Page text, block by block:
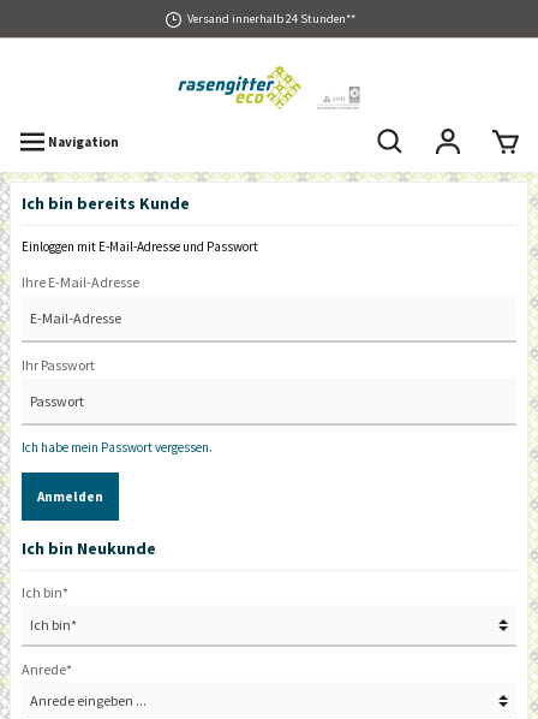
Versand innerhalb 24 Stunden**
Navigation
Ich bin bereits Kunde
Einloggen mit E-Mail-Adresse und Passwort
Ihre E-Mail-Adresse
Ihr Passwort
Ich habe mein Passwort vergessen.
Anmelden
Ich bin Neukunde
Ich bin*
Anrede*